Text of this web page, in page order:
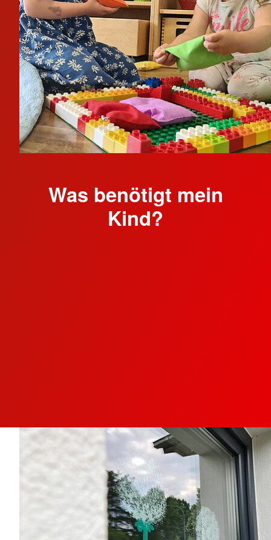
Was benötigt mein
Kind?
Wechselwäsche:
Dem Wetter
entsprechende Ersatzkleidung, mehrere
Garnituren Unterwäsche
Wickelzubehör:Windeln in kompletten